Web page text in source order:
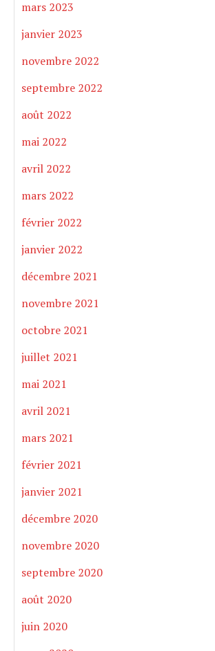
mars 2023
janvier 2023
novembre 2022
septembre 2022
août 2022
mai 2022
avril 2022
mars 2022
février 2022
janvier 2022
décembre 2021
novembre 2021
octobre 2021
juillet 2021
mai 2021
avril 2021
mars 2021
février 2021
janvier 2021
décembre 2020
novembre 2020
septembre 2020
août 2020
juin 2020